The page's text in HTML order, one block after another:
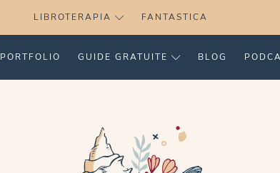
LIBROTERAPIA FANTASTICA
PORTFOLIO GUIDE GRATUITE BLOG